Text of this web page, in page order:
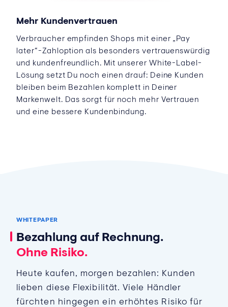
Mehr Kundenvertrauen
Verbraucher empfinden Shops mit einer „Pay
later“-Zahloption als besonders vertrauenswürdig
und kundenfreundlich. Mit unserer White-Label-
Lösung setzt Du noch einen drauf: Deine Kunden
bleiben beim Bezahlen komplett in Deiner
Markenwelt. Das sorgt für noch mehr Vertrauen
und eine bessere Kundenbindung.
WHITEPAPER
Bezahlung auf Rechnung.
Ohne Risiko.
Heute kaufen, morgen bezahlen: Kunden
lieben diese Flexibilität. Viele Händler
fürchten hingegen ein erhöhtes Risiko für